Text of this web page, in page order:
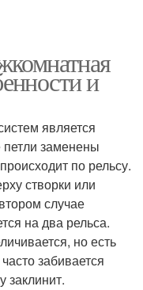
и
является
заменены
по рельсу.
створки или
случае
на два рельса.
но есть
забивается
заклинит.